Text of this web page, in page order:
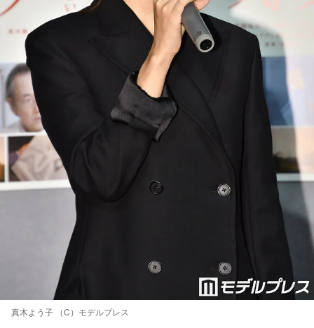
真木よう子 （C）モデルプレス